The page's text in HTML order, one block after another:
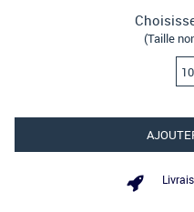
(Taille